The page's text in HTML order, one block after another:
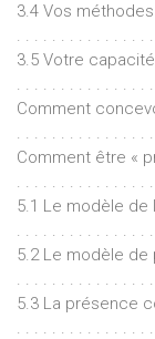
3.4 Vos
. . . . . . . . . . . . . . .
3.5 Votre
. . . . . . . . . . . . . . .
Comment
. . . . . . . . . . . . . . .
Comment être «
. . . . . . . . . . . . . . .
5.1 Le modèle de
. . . . . . . . . . . . . . .
5.2 Le modèle de
. . . . . . . . . . . . . . .
5.3 La présence
. . . . . . . . . . . . . . .